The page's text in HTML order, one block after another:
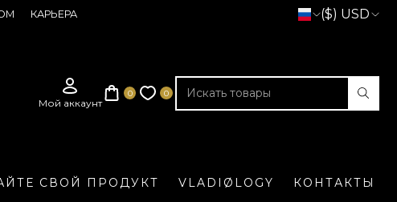
КАРЬЕРА ($) USD
СВОЙ ПРОДУКТ VLADIØLOGY КОНТАКТЫ